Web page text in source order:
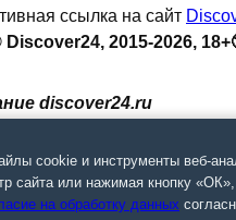
discover24.ru
связи,
массовых коммуникаций
Регистрационный
ссылка на сайт
Discover24, 2015-2026,
cookie и инструменты веб-
сайта или нажимая кнопку
на обработку данных